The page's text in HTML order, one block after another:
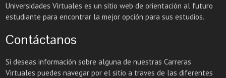
Universidades Virtuales es un sitio web de orientación al futuro
estudiante para encontrar la mejor opción para sus estudios.
Contáctanos
Si deseas información sobre alguna de nuestras Carreras
Virtuales puedes navegar por el sitio a traves de las diferentes